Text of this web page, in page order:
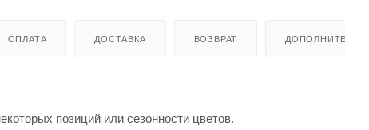
ОПЛАТА ДОСТАВКА ВОЗВРАТ
позиций или сезонности цветов.